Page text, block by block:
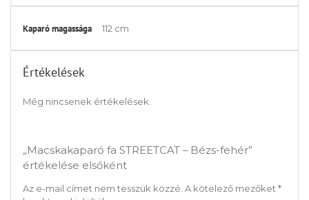
Kaparó magassága 112 cm
Értékelések
Még nincsenek értékelések.
„Macskakaparó fa STREETCAT – Bézs-fehér”
értékelése elsőként
Az e-mail címet nem tesszük közzé. A kötelező mezőket *